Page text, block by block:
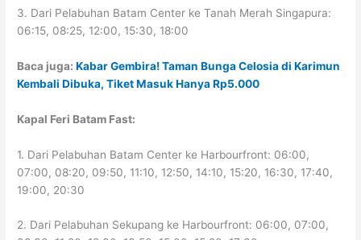
3. Dari Pelabuhan Batam Center ke Tanah Merah Singapura:
06:15, 08:25, 12:00, 15:30, 18:00
Baca juga:Kabar Gembira! Taman Bunga Celosia di Karimun
Kembali Dibuka, Tiket Masuk Hanya Rp5.000
Kapal Feri Batam Fast:
1. Dari Pelabuhan Batam Center ke Harbourfront: 06:00,
07:00, 08:20, 09:50, 11:10, 12:50, 14:10, 15:20, 16:30, 17:40,
19:00, 20:30
2. Dari Pelabuhan Sekupang ke Harbourfront: 06:00, 07:00,